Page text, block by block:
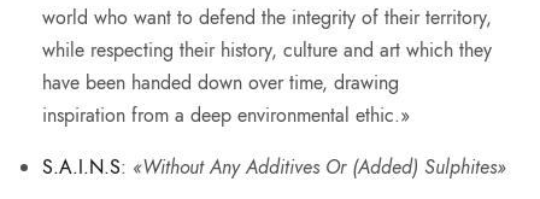
world who want to defend the integrity of their territory,
while respecting their history, culture and art which they
have been handed down over time, drawing
inspiration from a deep environmental ethic.»
S.A.I.N.S: «Without Any Additives Or (Added) Sulphites»